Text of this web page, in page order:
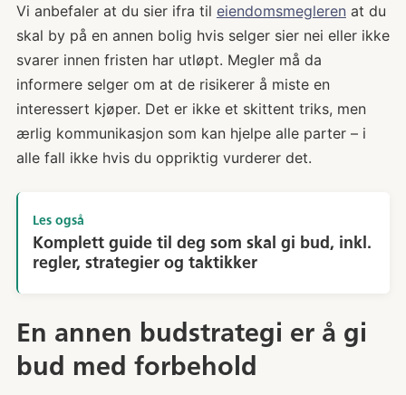
Vi anbefaler at du sier ifra til eiendomsmegleren at du
skal by på en annen bolig hvis selger sier nei eller ikke
svarer innen fristen har utløpt. Megler må da
informere selger om at de risikerer å miste en
interessert kjøper. Det er ikke et skittent triks, men
ærlig kommunikasjon som kan hjelpe alle parter – i
alle fall ikke hvis du oppriktig vurderer det.
Les også
Komplett guide til deg som skal gi bud, inkl.
regler, strategier og taktikker
En annen budstrategi er å gi
bud med forbehold